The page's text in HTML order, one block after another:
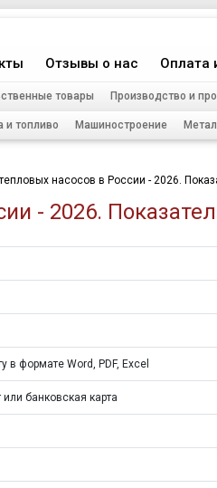
Отзывы о нас Оплата
товары Производство и
и топливо Машиностроение
насосов в России - 2026.
- 2026.
в формате Word, PDF, Excel
банковская карта